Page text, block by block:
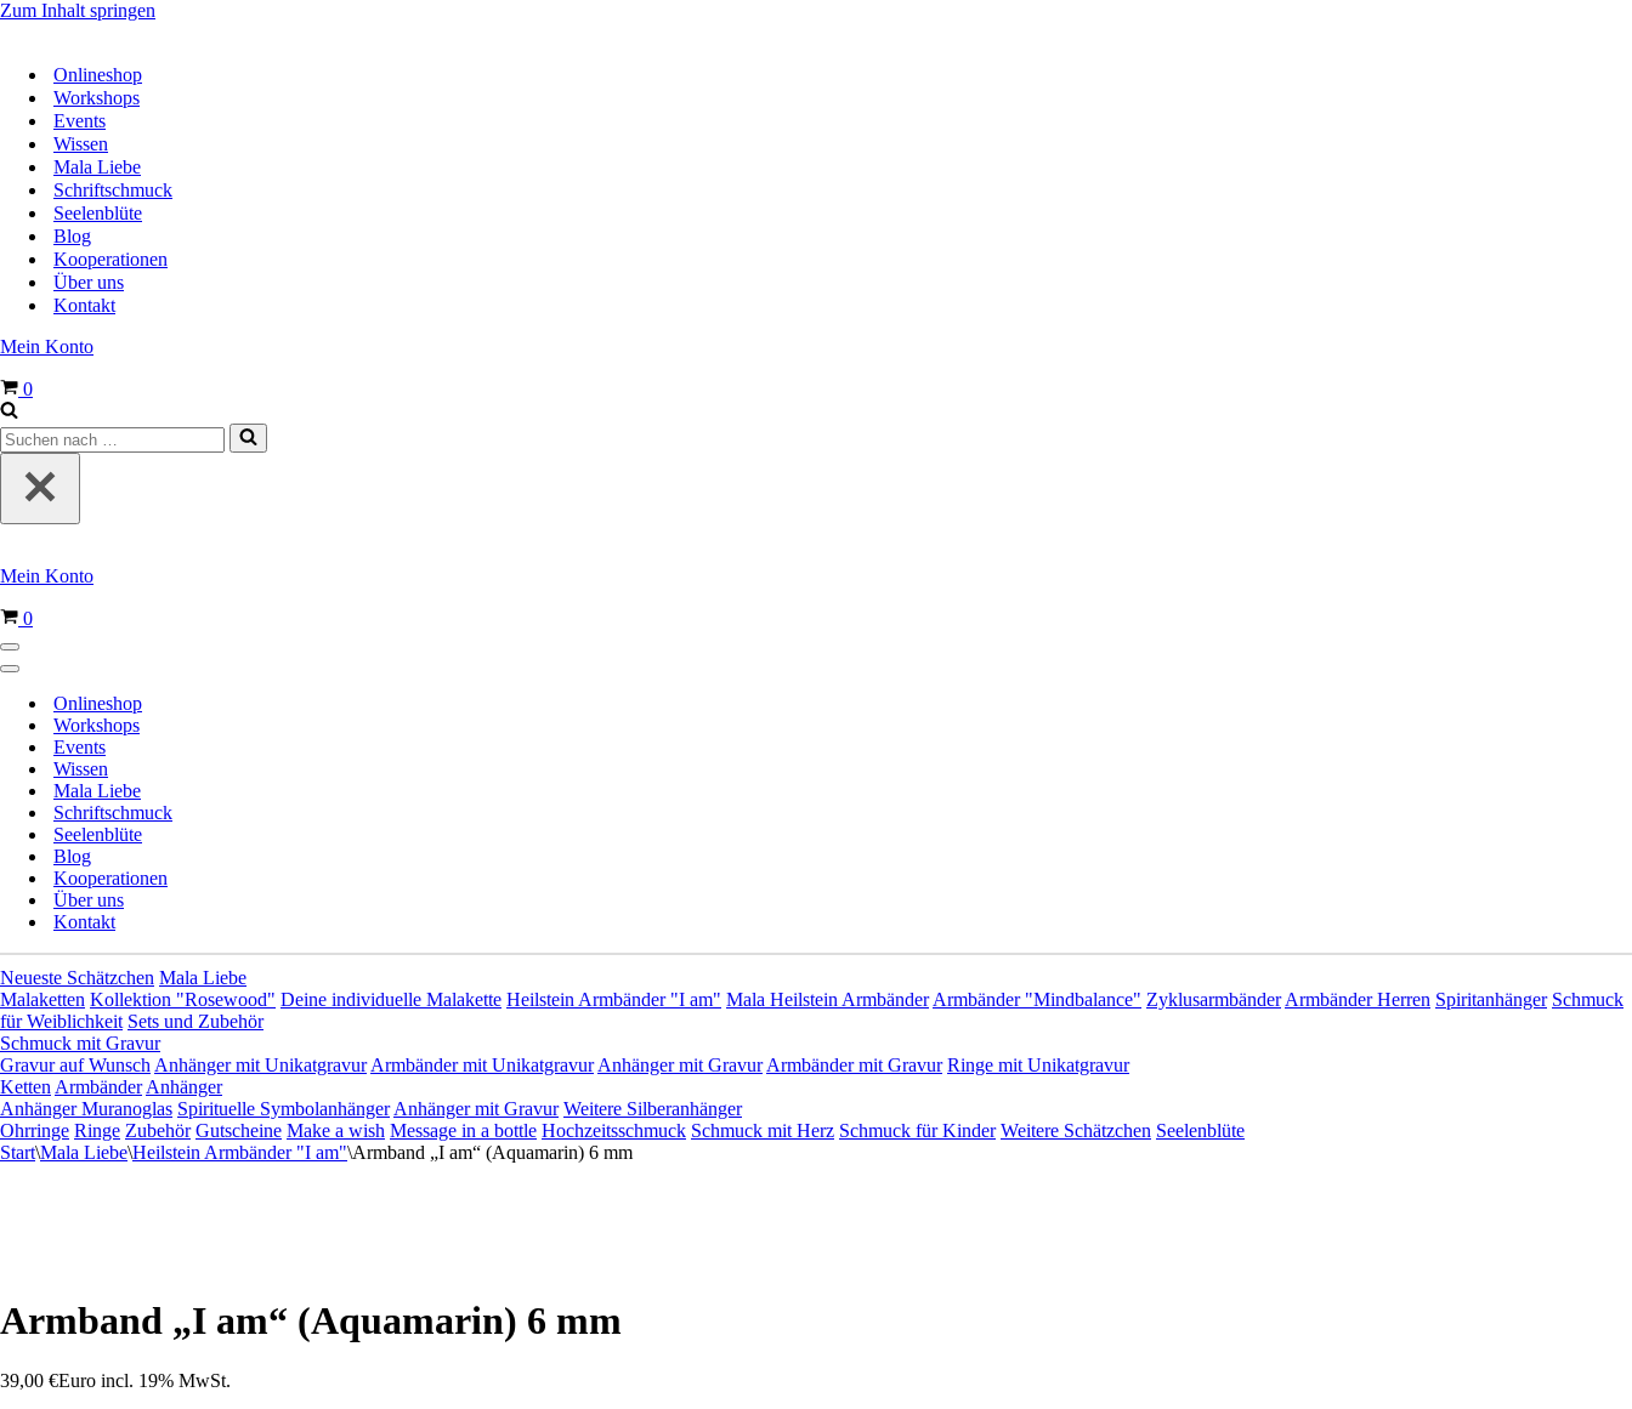
Zum Inhalt springen
Onlineshop
Workshops
Events
Wissen
Mala Liebe
Schriftschmuck
Seelenblüte
Blog
Kooperationen
Über uns
Kontakt
Mein Konto
Warenkorb
0
Suchen
nach …
Mein Konto
Warenkorb
0
Navigationsmenü
Navigationsmenü
Onlineshop
Workshops
Events
Wissen
Mala Liebe
Schriftschmuck
Seelenblüte
Blog
Kooperationen
Über uns
Kontakt
Neueste Schätzchen Mala Liebe
Malaketten Kollektion "Rosewood" Deine individuelle Malakette Heilstein Armbänder "I am" Mala Heilstein Armbänder Armbänder "Mindbalance" Zyklusarmbänder Armbänder Herren Spiritanhänger Schmuck
für Weiblichkeit Sets und Zubehör
Schmuck mit Gravur
Gravur auf Wunsch Anhänger mit Unikatgravur Armbänder mit Unikatgravur Anhänger mit Gravur Armbänder mit Gravur Ringe mit Unikatgravur
Ketten Armbänder Anhänger
Anhänger Muranoglas Spirituelle Symbolanhänger Anhänger mit Gravur Weitere Silberanhänger
Ohrringe Ringe Zubehör Gutscheine Make a wish Message in a bottle Hochzeitsschmuck Schmuck mit Herz Schmuck für Kinder Weitere Schätzchen Seelenblüte
Start\Mala Liebe\Heilstein Armbänder "I am"\Armband „I am“ (Aquamarin) 6 mm
Armband „I am“ (Aquamarin) 6 mm
39,00 €Euro incl. 19% MwSt.